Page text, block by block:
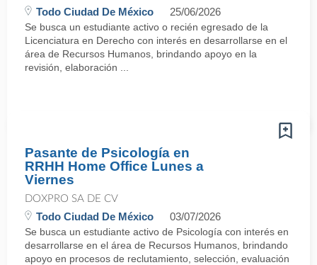
Todo Ciudad De México 25/06/2026
Se busca un estudiante activo o recién egresado de la
Licenciatura en Derecho con interés en desarrollarse en el
área de Recursos Humanos, brindando apoyo en la
revisión, elaboración ...
Pasante de Psicología en
RRHH Home Office Lunes a
Viernes
DOXPRO SA DE CV
Todo Ciudad De México 03/07/2026
Se busca un estudiante activo de Psicología con interés en
desarrollarse en el área de Recursos Humanos, brindando
apoyo en procesos de reclutamiento, selección, evaluación